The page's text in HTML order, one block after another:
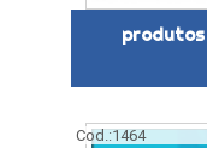
produtos
Cod.:1464